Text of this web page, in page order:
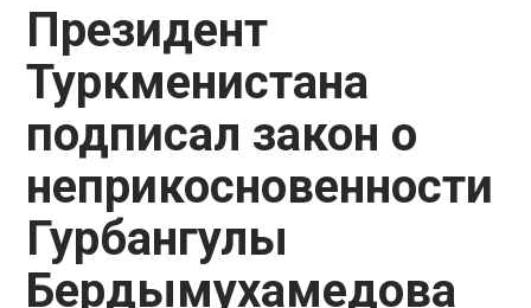
Президент
Туркменистана
подписал закон о
неприкосновенности
Гурбангулы
Бердымухамедова